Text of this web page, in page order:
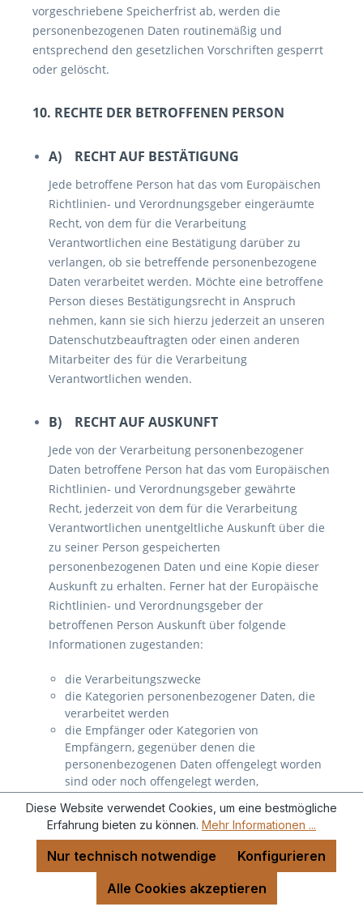
vorgeschriebene Speicherfrist ab, werden die
personenbezogenen Daten routinemäßig und
entsprechend den gesetzlichen Vorschriften gesperrt
oder gelöscht.
10. RECHTE DER BETROFFENEN PERSON
A) RECHT AUF BESTÄTIGUNG
Jede betroffene Person hat das vom Europäischen
Richtlinien- und Verordnungsgeber eingeräumte
Recht, von dem für die Verarbeitung
Verantwortlichen eine Bestätigung darüber zu
verlangen, ob sie betreffende personenbezogene
Daten verarbeitet werden. Möchte eine betroffene
Person dieses Bestätigungsrecht in Anspruch
nehmen, kann sie sich hierzu jederzeit an unseren
Datenschutzbeauftragten oder einen anderen
Mitarbeiter des für die Verarbeitung
Verantwortlichen wenden.
B) RECHT AUF AUSKUNFT
Jede von der Verarbeitung personenbezogener
Daten betroffene Person hat das vom Europäischen
Richtlinien- und Verordnungsgeber gewährte
Recht, jederzeit von dem für die Verarbeitung
Verantwortlichen unentgeltliche Auskunft über die
zu seiner Person gespeicherten
personenbezogenen Daten und eine Kopie dieser
Auskunft zu erhalten. Ferner hat der Europäische
Richtlinien- und Verordnungsgeber der
betroffenen Person Auskunft über folgende
Informationen zugestanden:
die Verarbeitungszwecke
die Kategorien personenbezogener Daten, die
verarbeitet werden
die Empfänger oder Kategorien von
Empfängern, gegenüber denen die
personenbezogenen Daten offengelegt worden
sind oder noch offengelegt werden,
insbesondere bei Empfängern in Drittländern
oder bei internationalen Organisationen
falls möglich die geplante Dauer, für die die
personenbezogenen Daten gespeichert werden,
oder, falls dies nicht möglich ist, die Kriterien für
die Festlegung dieser Dauer
das Bestehen eines Rechts auf Berichtigung
Diese Website verwendet Cookies, um eine bestmögliche
Erfahrung bieten zu können. Mehr Informationen ...
Nur technisch notwendige
Konfigurieren
Alle Cookies akzeptieren